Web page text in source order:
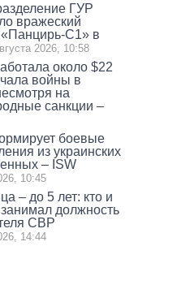
ГУР
вражеский
«Панцирь-С1» в
2026, 10:58
около $22
войны в
на
санкции –
боевые
из украинских
– ISW
10:45
– до 5 лет: кто и
занимал должность
СВР
14:44